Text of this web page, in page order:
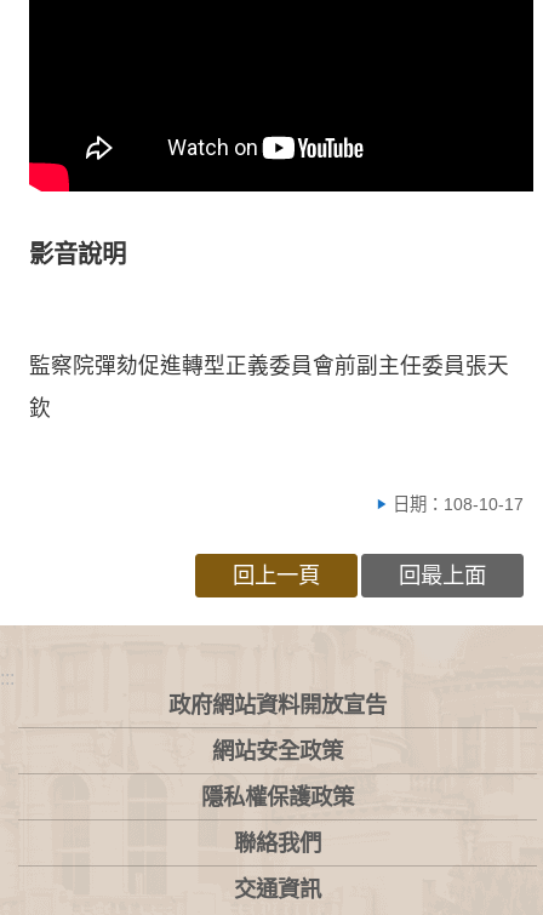
影音說明
監察院彈劾促進轉型正義委員會前副主任委員張天
欽
日期：108-10-17
回上一頁 回最上面
:::
政府網站資料開放宣告
網站安全政策
隱私權保護政策
聯絡我們
交通資訊